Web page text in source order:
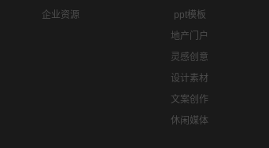
企业资源
ppt模板
地产门户
灵感创意
设计素材
文案创作
休闲媒体